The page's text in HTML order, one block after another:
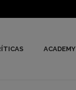
ACADEMY